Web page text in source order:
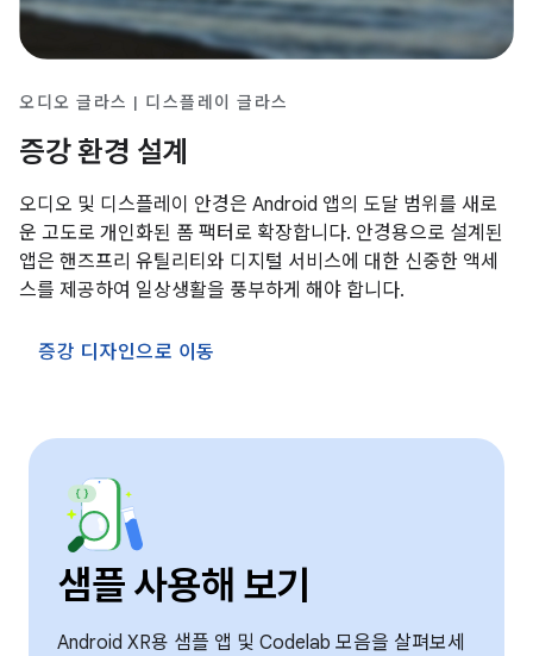
오디오 글라스 | 디스플레이 글라스
증강 환경 설계
오디오 및 디스플레이 안경은 Android 앱의 도달 범위를 새로
운 고도로 개인화된 폼 팩터로 확장합니다. 안경용으로 설계된
앱은 핸즈프리 유틸리티와 디지털 서비스에 대한 신중한 액세
스를 제공하여 일상생활을 풍부하게 해야 합니다.
증강 디자인으로 이동
샘플 사용해 보기
Android XR용 샘플 앱 및 Codelab 모음을 살펴보세